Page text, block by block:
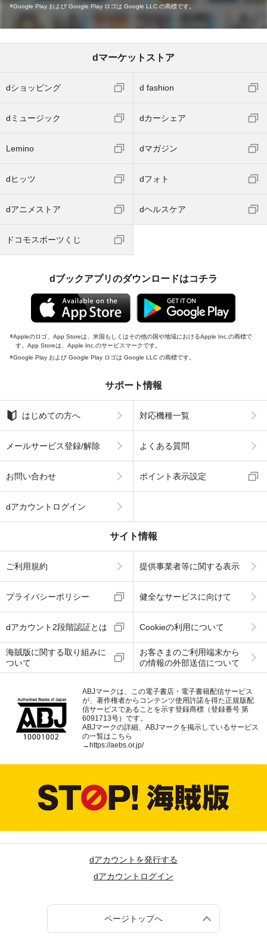
Google Play および Google Play ロゴは Google LLC の商標です。
dマーケットストア
dショッピング d fashion
dミュージック dカーシェア
Lemino dマガジン
dヒッツ dフォト
dアニメストア dヘルスケア
ドコモスポーツくじ
dブックアプリのダウンロードはコチラ
Appleのロゴ、App Storeは、米国もしくはその他の国や地域におけるApple Inc.の商標で
す。App Storeは、Apple Inc.のサービスマークです。
Google Play および Google Play ロゴは Google LLC の商標です。
サポート情報
はじめての方へ 対応機種一覧
メールサービス登録/解除 よくある質問
お問い合わせ ポイント表示設定
dアカウントログイン
サイト情報
ご利用規約 提供事業者等に関する表示
プライバシーポリシー 健全なサービスに向けて
dアカウント2段階認証とは Cookieの利用について
海賊版に関する取り組みに
ついて
お客さまのご利用端末から
の情報の外部送信について
ABJマークは、この電子書店・電子書籍配信サービス
が、著作権者からコンテンツ使用許諾を得た正規版配
信サービスであることを示す登録商標（登録番号 第
6091713号）です。
ABJマークの詳細、ABJマークを掲示しているサービス
の一覧はこちら
→ https://aebs.or.jp/
dアカウントを発行する
dアカウントログイン
ページトップへ